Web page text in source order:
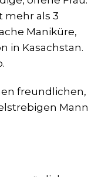
mehr als 3
Maniküre,
in Kasachstan.
freundlichen,
Mann